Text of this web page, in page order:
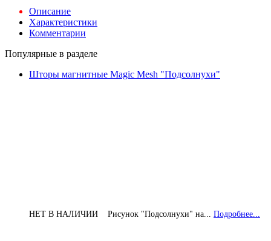
Описание
Характеристики
Комментарии
Популярные в разделе
Шторы магнитные Magic Mesh "Подсолнухи"
НЕТ В НАЛИЧИИ Рисунок "Подсолнухи" на... Подробнее...